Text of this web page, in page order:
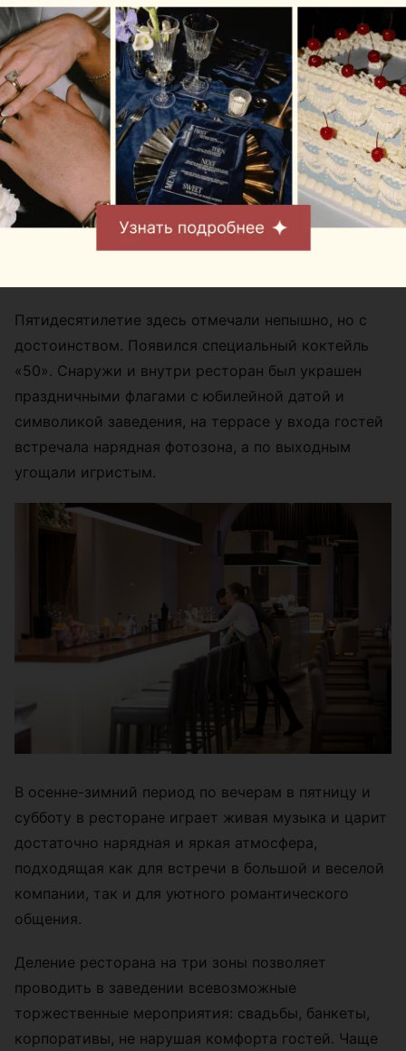
Изначально предполагалось сделать кафе одним из
ресторанов сети Golden Coffee. Но в процессе
работы креативная группа Golden Project приняла
решение, что это заведение не должно
становиться типичным сетевым объектом, оно
Пятидесятилетие здесь отмечали непышно, но с
достоинством. Появился специальный коктейль
«50». Снаружи и внутри ресторан был украшен
праздничными флагами с юбилейной датой и
символикой заведения, на террасе у входа гостей
встречала нарядная фотозона, а по выходным
угощали игристым.
В осенне-зимний период по вечерам в пятницу и
субботу в ресторане играет живая музыка и царит
достаточно нарядная и яркая атмосфера,
подходящая как для встречи в большой и веселой
компании, так и для уютного романтического
общения.
Деление ресторана на три зоны позволяет
проводить в заведении всевозможные
торжественные мероприятия: свадьбы, банкеты,
корпоративы, не нарушая комфорта гостей. Чаще